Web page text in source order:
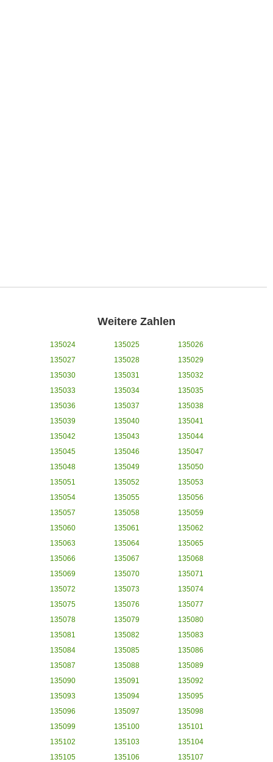
Weitere Zahlen
135024 135025
135026
135027
135028
135029
135030
135031
135032
135033
135034
135035
135036
135037
135038
135039
135040
135041
135042
135043
135044
135045
135046
135047
135048
135049
135050
135051
135052
135053
135054
135055
135056
135057
135058
135059
135060
135061
135062
135063
135064
135065
135066
135067
135068
135069
135070
135071
135072
135073
135074
135075
135076
135077
135078
135079
135080
135081
135082
135083
135084
135085
135086
135087
135088
135089
135090
135091
135092
135093
135094
135095
135096
135097
135098
135099
135100
135101
135102
135103
135104
135105
135106 135107